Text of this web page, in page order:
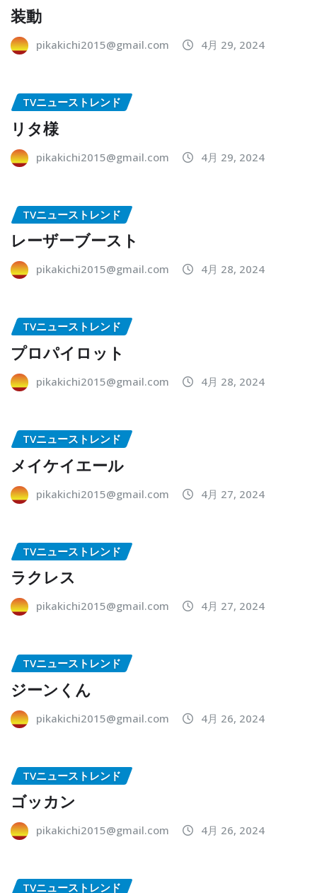
装動
pikakichi2015@gmail.com 4月 29, 2024
TVニューストレンド
リタ様
pikakichi2015@gmail.com 4月 29, 2024
TVニューストレンド
レーザーブースト
pikakichi2015@gmail.com 4月 28, 2024
TVニューストレンド
プロパイロット
pikakichi2015@gmail.com 4月 28, 2024
TVニューストレンド
メイケイエール
pikakichi2015@gmail.com 4月 27, 2024
TVニューストレンド
ラクレス
pikakichi2015@gmail.com 4月 27, 2024
TVニューストレンド
ジーンくん
pikakichi2015@gmail.com 4月 26, 2024
TVニューストレンド
ゴッカン
pikakichi2015@gmail.com 4月 26, 2024
TVニューストレンド